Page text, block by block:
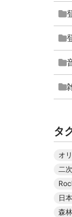
タ
オ
二
日
森